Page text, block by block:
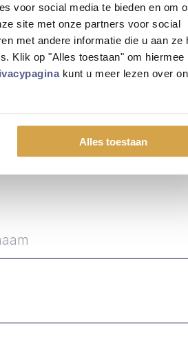
voor social media te bieden en om
site met onze partners voor social
met andere informatie die u aan ze
Klik op "Alles toestaan" om hiermee
kunt u meer lezen over
Alles toestaan